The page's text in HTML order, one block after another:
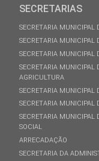
SECRETARIAS
SECRETARIA MUNICIPAL
SECRETARIA MUNICIPAL
SECRETARIA MUNICIPAL
SECRETARIA MUNICIPAL
AGRICULTURA
SECRETARIA MUNICIPAL
SECRETARIA MUNICIPAL
SECRETARIA MUNICIPAL
SOCIAL
ARRECADAÇÃO
SECRETARIA DA